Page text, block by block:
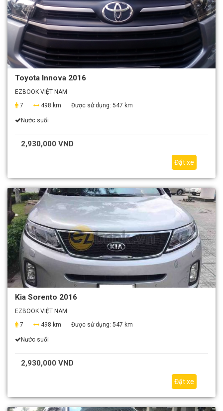
Toyota Innova 2016
EZBOOK VIỆT NAM
7
498 km Được sử dụng: 547 km
Nước suối
2,930,000 VND
Đặt xe
Kia Sorento 2016
EZBOOK VIỆT NAM
7
498 km Được sử dụng: 547 km
Nước suối
2,930,000 VND
Đặt xe